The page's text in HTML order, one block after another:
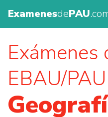
ExamenesdePAU
Exámenes
EBAU/